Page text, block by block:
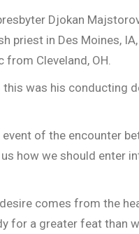
Djokan
priest in Des Moines,
Cleveland, OH.
was his conducting
of the encounter
how we should enter
comes from the
for a greater feat than